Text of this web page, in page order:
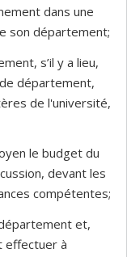
dans une
son département;
s’il y a lieu,
département,
de l'université,
le budget du
devant les
compétentes;
et,
effectuer à